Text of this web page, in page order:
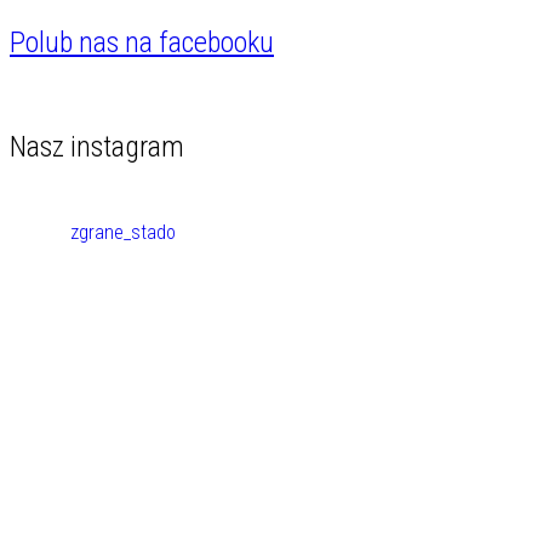
Polub nas na facebooku
Nasz instagram
zgrane_stado